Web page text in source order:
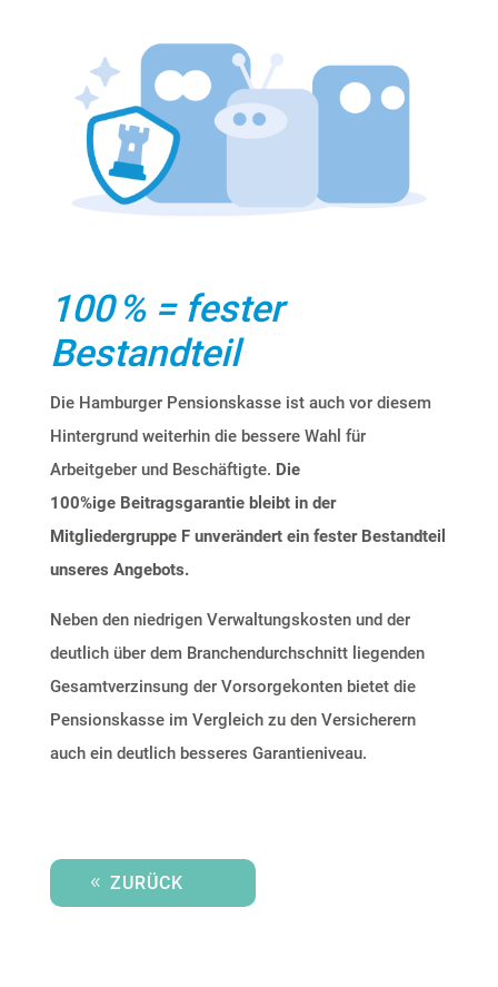
100 % = fester
Bestandteil
Die Hamburger Pensionskasse ist auch vor diesem
Hintergrund weiterhin die bessere Wahl für
Arbeitgeber und Beschäftigte. Die
100%ige Beitragsgarantiebleibt in der
Mitgliedergruppe Funverändert ein fester Bestandteil
unseres Angebots.
Neben den niedrigen Verwaltungskosten und der
deutlich über dem Branchendurchschnitt liegenden
Gesamtverzinsung der Vorsorgekonten bietet die
Pensionskasse im Vergleich zu den Versicherern
auch ein deutlich besseres Garantieniveau.
ZURÜCK